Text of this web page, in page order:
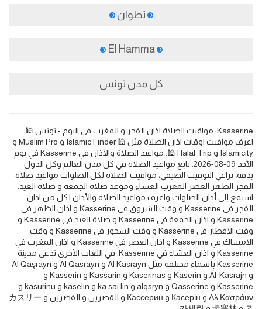
تطوان
El Hamma
كل مدن تونس
Kasserine: مواقيت الصلاة اذان الفجر و المغرب في اليوم - تونس 🕌.
اعرف مواقيت اوقات اذان الصلاة مثل 🕌 Islamic Finder و Muslim Pro و
Islamicity و Halal Trip 🕌. مواعيد الصلاة والأذان في Kasserine في يوم
الأحد 09-08-2026. تابع مواعيد الصلاة في كل مدن العالم وكل الدول
بدقة، نراعي التوقيت الصيفي، مواقيت الصلاة لكل الصلوات مواعيد صلاة
الفجر الظهر العصر المغرب العشاء وموعد صلاة الجمعة و صلاة العيد.
استمع إلى أذان الصلوات واعرف مواعيد الصلاة والأذان لكل من اذان
الفجر في Kasserine و وقت الشروق في Kasserine و اذان الظهر في
Kasserine و اذان الجمعة في Kasserine و صلاة العيد في Kasserine و
وقت الافطار في Kasserine و وقت السحور في Kasserine و وقت
الامساك في Kasserine و اذان العصر في Kasserine و اذان المغرب في
Kasserine و اذان العشاء في Kasserine. في اللغات الأخرى تدعى مدينة
Kasserine بأسماء مختلفة مثل Al Kasrayn و Al Qasrayn و Al Qaşrayn
و Al-Kasrajn و Kaserin و Kaserinas و Kassarin و Kasserin و
Kasserine و Qasserine و alqsryn و ka sai lin و kaselin و kasurinu و
Αλ Κασράυν و Касерін و Кассерин و القصرين و القصرین و カスリー